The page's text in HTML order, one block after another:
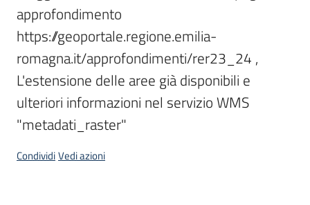
Archivio
cartografico
Seguici
su
approfondimento
https://geoportale.regione.emilia-
romagna.it/approfondimenti/rer23_24 ,
L'estensione delle aree già disponibili e
ulteriori informazioni nel servizio WMS
"metadati_raster"
CondividiVedi azioni